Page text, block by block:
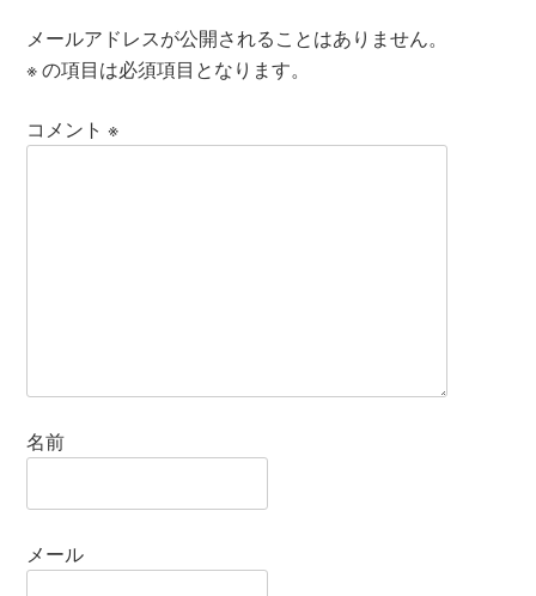
メールアドレスが公開されることはありません。
※の項目は必須項目となります。
コメント※
名前
メール